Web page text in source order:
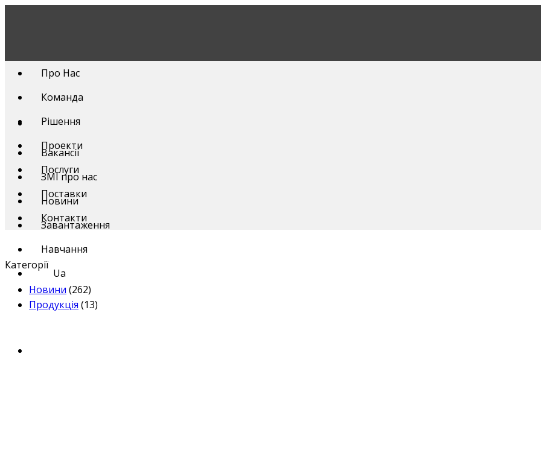
Вакансії
ЗМІ про нас
Новини
Завантаження
Навчання
Ua
Про Нас
Команда
Рішення
Проекти
Послуги
Поставки
Контакти
Категорії
Новини (262)
Продукція (13)